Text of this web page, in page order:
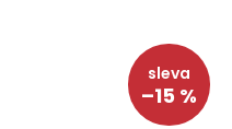
–15 %